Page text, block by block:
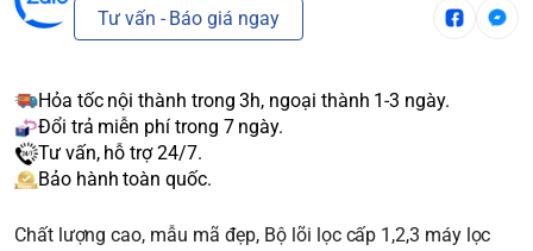
Tư vấn - Báo giá ngay
Hỏa tốc nội thành trong 3h, ngoại thành 1-3 ngày.
Đổi trả miễn phí trong 7 ngày.
Tư vấn, hỗ trợ 24/7.
Bảo hành toàn quốc.
Chất lượng cao, mẫu mã đẹp, Bộ lõi lọc cấp 1,2,3 máy lọc